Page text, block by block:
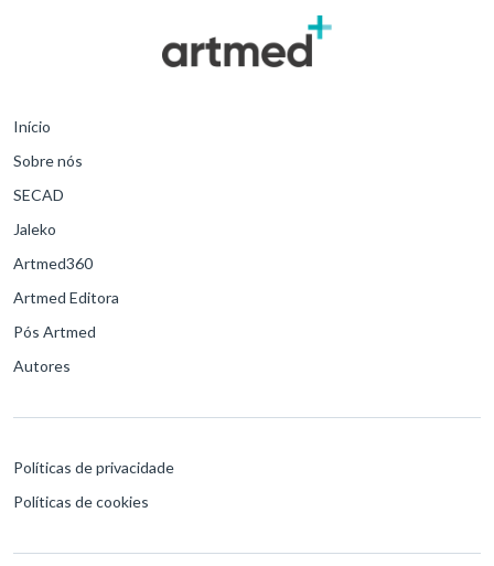
Início
Sobre nós
SECAD
Jaleko
Artmed360
Artmed Editora
Pós Artmed
Autores
Políticas de privacidade
Políticas de cookies